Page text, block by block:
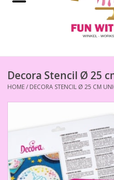
Decoreer Gereedschap
Thema's
Aanbiedingen
Decora Stencil Ø 25
HOME/ DECORA STENCIL Ø 25 CM